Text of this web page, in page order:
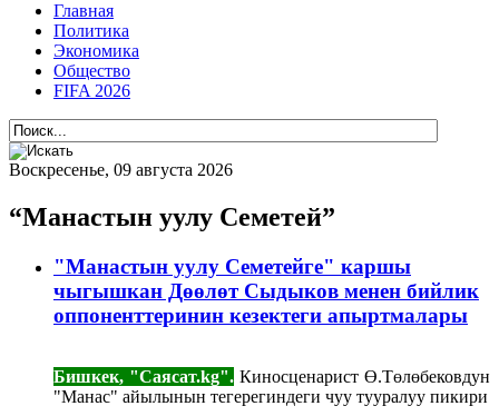
Главная
Политика
Экономика
Общество
FIFA 2026
Воскресенье, 09 августа 2026
“Манастын уулу Семетей”
"Манастын уулу Семетейге" каршы
чыгышкан Дөөлөт Сыдыков менен бийлик
оппоненттеринин кезектеги апыртмалары
Бишкек, "Саясат.kg". Киносценарист Ө.Төлөбековдун
"Манас" айылынын тегерегиндеги чуу тууралуу пикири